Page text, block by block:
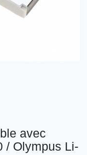
avec
/ Olympus Li-